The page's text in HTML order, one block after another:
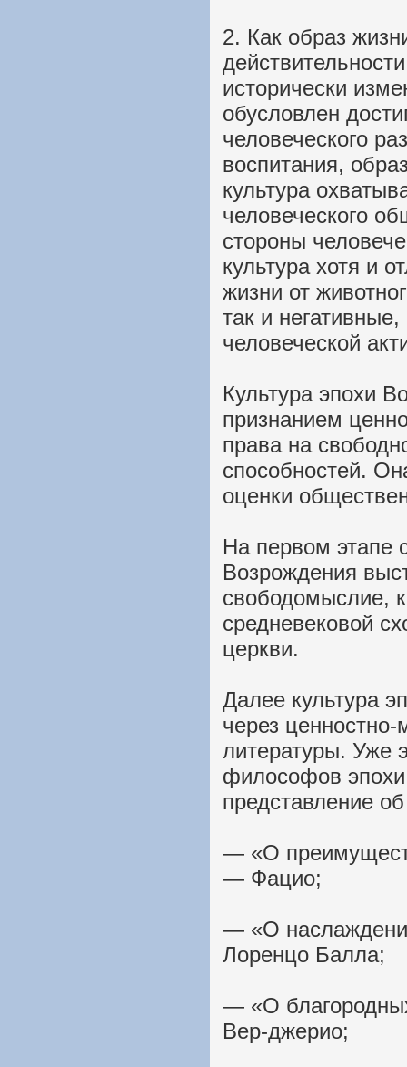
2. Как образ
исторически
обусловлен
человеческого
воспитания,
культура
человеческого
стороны
культура хотя и
жизни от
так и
человеческой
Культура эпохи
признанием
права на
способностей.
оценки
На первом этапе
Возрождения
свободомыслие,
средневековой
церкви.
Далее культура
через
литературы. Уже
философов
представление
— «О
— Фацио;
— «О
Лоренцо Балла;
— «О
Вер-джерио;